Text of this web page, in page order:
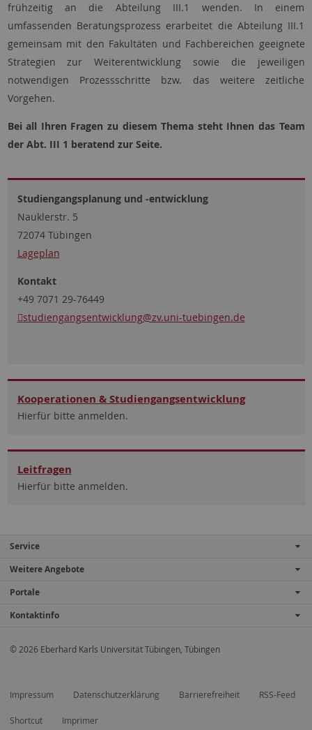
frühzeitig an die Abteilung III.1 wenden. In einem
umfassenden Beratungsprozess erarbeitet die Abteilung III.1
gemeinsam mit den Fakultäten und Fachbereichen geeignete
Strategien zur Weiterentwicklung sowie die jeweiligen
notwendigen Prozessschritte bzw. das weitere zeitliche
Vorgehen.
Bei all Ihren Fragen zu diesem Thema steht Ihnen das Team
der Abt. III 1 beratend zur Seite.
Studiengangsplanung und -entwicklung
Nauklerstr. 5
72074 Tübingen
Lageplan
Kontakt
+49 7071 29-76449
studiengangsentwicklung@zv.uni-tuebingen.de
Kooperationen & Studiengangsentwicklung
Hierfür bitte anmelden.
Leitfragen
Hierfür bitte anmelden.
Service
Weitere Angebote
Portale
Kontaktinfo
© 2026 Eberhard Karls Universität Tübingen, Tübingen
Impressum Datenschutzerklärung Barrierefreiheit RSS-Feed
Shortcut Imprimer